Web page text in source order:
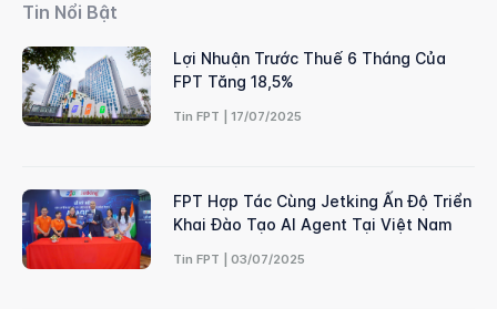
Tin Nổi Bật
Lợi Nhuận Trước Thuế 6 Tháng Của
FPT Tăng 18,5%
Tin FPT | 17/07/2025
FPT Hợp Tác Cùng Jetking Ấn Độ Triển
Khai Đào Tạo AI Agent Tại Việt Nam
Tin FPT | 03/07/2025